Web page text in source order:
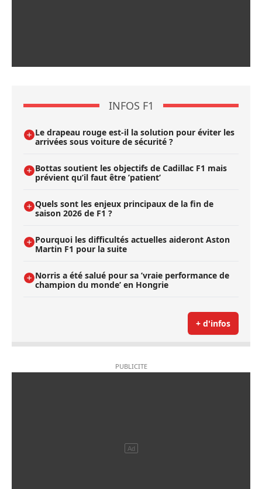
INFOS F1
Le drapeau rouge est-il la solution pour éviter les
arrivées sous voiture de sécurité ?
Bottas soutient les objectifs de Cadillac F1 mais
prévient qu’il faut être ’patient’
Quels sont les enjeux principaux de la fin de
saison 2026 de F1 ?
Pourquoi les difficultés actuelles aideront Aston
Martin F1 pour la suite
Norris a été salué pour sa ’vraie performance de
champion du monde’ en Hongrie
+ d'infos